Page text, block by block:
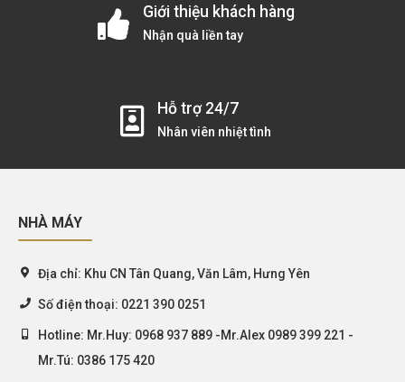
Giới thiệu khách hàng
Nhận quà liền tay
Hỗ trợ 24/7
Nhân viên nhiệt tình
NHÀ MÁY
Địa chỉ: Khu CN Tân Quang, Văn Lâm, Hưng Yên
Số điện thoại: 0221 390 0251
Hotline: Mr.Huy: 0968 937 889 -Mr.Alex 0989 399 221 -
Mr.Tú: 0386 175 420